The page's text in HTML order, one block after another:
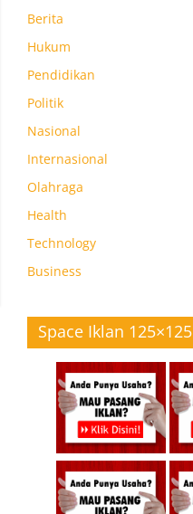
Berita
Hukum
Pendidikan
Politik
Nasional
Internasional
Olahraga
Health
Technology
Business
Space Iklan 125×125